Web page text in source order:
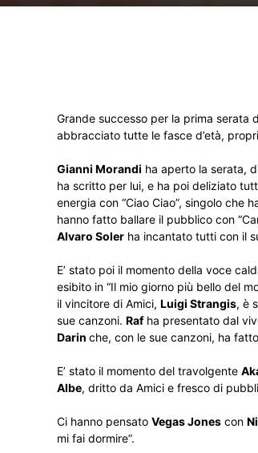
Grande successo per la prima serata
abbracciato tutte le fasce d’età,
Gianni Morandi ha aperto la serata,
ha scritto per lui, e ha poi deliziato
energia con “Ciao Ciao”, singolo che
hanno fatto ballare il pubblico con
Alvaro Soler ha incantato tutti con il
E’ stato poi il momento della voce
esibito in “Il mio giorno più bello del
il vincitore di Amici, Luigi Strangis, è
sue canzoni. Rafha presentato dal
Darin che, con le sue canzoni, ha
E’ stato il momento del travolgente
Albe, dritto da Amici e fresco di
Ci hanno pensato Vegas Jones con
mi fai dormire”.